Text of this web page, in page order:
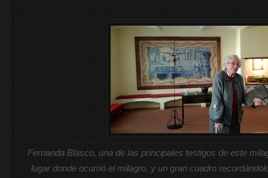
Fernanda Blasco, una de las principales testigos de este
lugar donde ocurrió el milagro, y un gran cuadro